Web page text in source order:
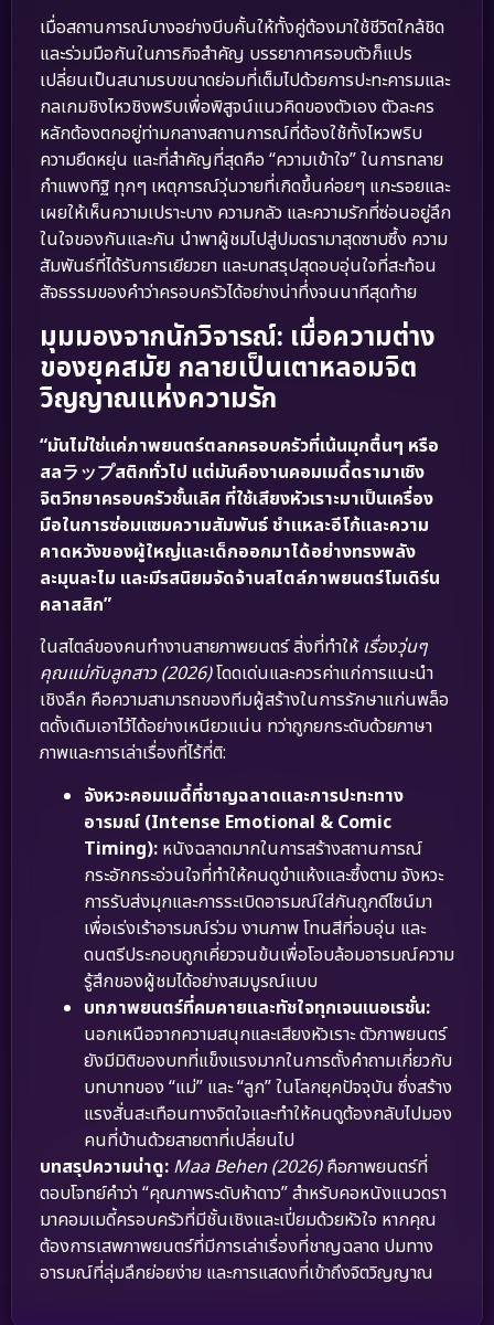
เมื่อสถานการณ์บางอย่างบีบคั้นให้ทั้งคู่ต้องมาใช้ชีวิตใกล้ชิด
และร่วมมือกันในภารกิจสำคัญ บรรยากาศรอบตัวก็แปร
เปลี่ยนเป็นสนามรบขนาดย่อมที่เต็มไปด้วยการปะทะคารมและ
กลเกมชิงไหวชิงพริบเพื่อพิสูจน์แนวคิดของตัวเอง ตัวละคร
หลักต้องตกอยู่ท่ามกลางสถานการณ์ที่ต้องใช้ทั้งไหวพริบ
ความยืดหยุ่น และที่สำคัญที่สุดคือ “ความเข้าใจ” ในการทลาย
กำแพงทิฐิ ทุกๆ เหตุการณ์วุ่นวายที่เกิดขึ้นค่อยๆ แกะรอยและ
เผยให้เห็นความเปราะบาง ความกลัว และความรักที่ซ่อนอยู่ลึก
ในใจของกันและกัน นำพาผู้ชมไปสู่ปมดรามาสุดซาบซึ้ง ความ
สัมพันธ์ที่ได้รับการเยียวยา และบทสรุปสุดอบอุ่นใจที่สะท้อน
สัจธรรมของคำว่าครอบครัวได้อย่างน่าทึ่งจนนาทีสุดท้าย
มุมมองจากนักวิจารณ์: เมื่อความต่าง
ของยุคสมัย กลายเป็นเตาหลอมจิต
วิญญาณแห่งความรัก
“มันไม่ใช่แค่ภาพยนตร์ตลกครอบครัวที่เน้นมุกตื้นๆ หรือ
สลラップสติกทั่วไป แต่มันคืองานคอมเมดี้ดรามาเชิง
จิตวิทยาครอบครัวชั้นเลิศ ที่ใช้เสียงหัวเราะมาเป็นเครื่อง
มือในการซ่อมแซมความสัมพันธ์ ชำแหละอีโก้และความ
คาดหวังของผู้ใหญ่และเด็กออกมาได้อย่างทรงพลัง
ละมุนละไม และมีรสนิยมจัดจ้านสไตล์ภาพยนตร์โมเดิร์น
คลาสสิก”
ในสไตล์ของคนทำงานสายภาพยนตร์ สิ่งที่ทำให้ เรื่องวุ่นๆ
คุณแม่กับลูกสาว (2026)โดดเด่นและควรค่าแก่การแนะนำ
เชิงลึก คือความสามารถของทีมผู้สร้างในการรักษาแก่นพล็อ
ตดั้งเดิมเอาไว้ได้อย่างเหนียวแน่น ทว่าถูกยกระดับด้วยภาษา
ภาพและการเล่าเรื่องที่ไร้ที่ติ:
จังหวะคอมเมดี้ที่ชาญฉลาดและการปะทะทาง
อารมณ์ (Intense Emotional & Comic
Timing): หนังฉลาดมากในการสร้างสถานการณ์
กระอักกระอ่วนใจที่ทำให้คนดูขำแห้งและซึ้งตาม จังหวะ
การรับส่งมุกและการระเบิดอารมณ์ใส่กันถูกดีไซน์มา
เพื่อเร่งเร้าอารมณ์ร่วม งานภาพ โทนสีที่อบอุ่น และ
ดนตรีประกอบถูกเคี่ยวจนข้นเพื่อโอบล้อมอารมณ์ความ
รู้สึกของผู้ชมได้อย่างสมบูรณ์แบบ
บทภาพยนตร์ที่คมคายและทัชใจทุกเจนเนอเรชั่น:
นอกเหนือจากความสนุกและเสียงหัวเราะ ตัวภาพยนตร์
ยังมีมิติของบทที่แข็งแรงมากในการตั้งคำถามเกี่ยวกับ
บทบาทของ “แม่” และ “ลูก” ในโลกยุคปัจจุบัน ซึ่งสร้าง
แรงสั่นสะเทือนทางจิตใจและทำให้คนดูต้องกลับไปมอง
คนที่บ้านด้วยสายตาที่เปลี่ยนไป
บทสรุปความน่าดู: Maa Behen (2026)คือภาพยนตร์ที่
ตอบโจทย์คำว่า “คุณภาพระดับห้าดาว” สำหรับคอหนังแนวดรา
มาคอมเมดี้ครอบครัวที่มีชั้นเชิงและเปี่ยมด้วยหัวใจ หากคุณ
ต้องการเสพภาพยนตร์ที่มีการเล่าเรื่องที่ชาญฉลาด ปมทาง
อารมณ์ที่ลุ่มลึกย่อยง่าย และการแสดงที่เข้าถึงจิตวิญญาณ